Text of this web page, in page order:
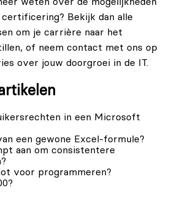
certificering? Bekijk dan alle
om je carrière naar het
of neem contact met ons op
over jouw doorgroei in de IT.
in een Microsoft
een gewone Excel-formule?
aan om consistentere
voor programmeren?